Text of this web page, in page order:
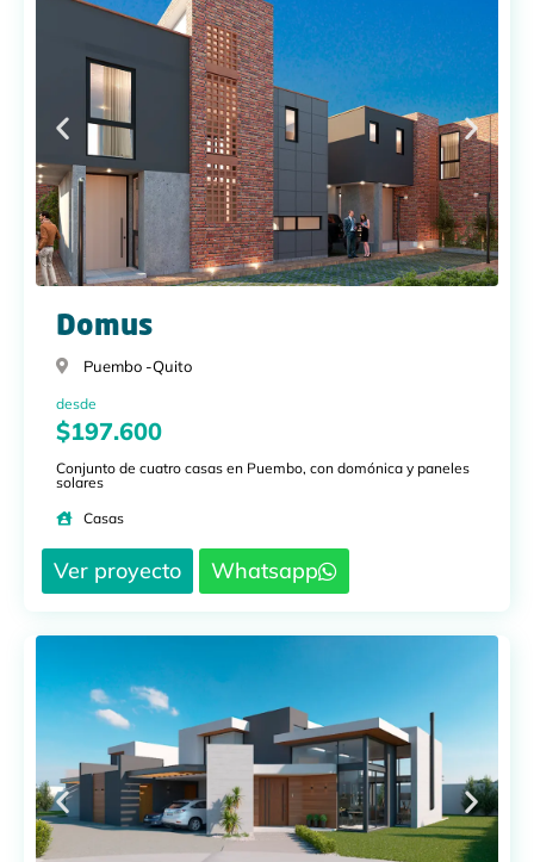
Domus
Puembo -Quito
desde
$197.600
Conjunto de cuatro casas en Puembo, con domónica y paneles
solares
Casas
Ver proyecto Whatsapp